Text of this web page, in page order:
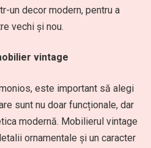
un decor modern, pentru a
vechi și nou.
vintage
este important să alegi
sunt nu doar funcționale, dar
modernă. Mobilierul vintage
ornamentale și un caracter